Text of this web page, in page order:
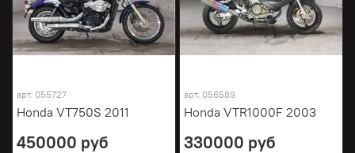
арт. 055727
Honda VT750S 2011
450000 руб
арт. 056589
Honda VTR1000F 2003
330000 руб